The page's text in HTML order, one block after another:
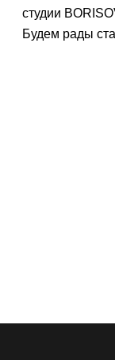
студии
Будем рады